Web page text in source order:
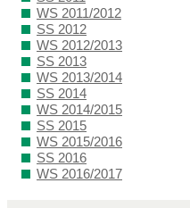
WS 2011/2012
SS 2012
WS 2012/2013
SS 2013
WS 2013/2014
SS 2014
WS 2014/2015
SS 2015
WS 2015/2016
SS 2016
WS 2016/2017